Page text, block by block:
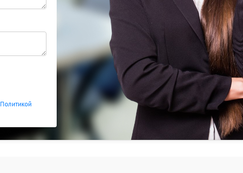
Политикой